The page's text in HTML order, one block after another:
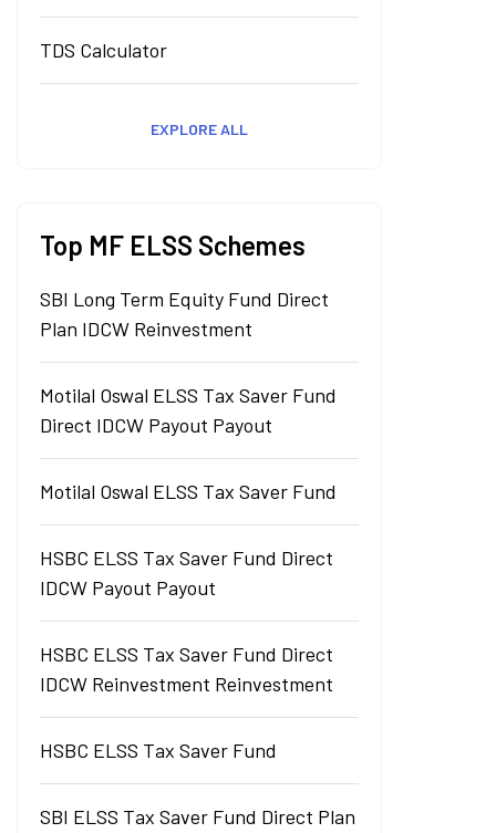
TDS Calculator
EXPLORE ALL
Top MF ELSS Schemes
SBI Long Term Equity Fund Direct
Plan IDCW Reinvestment
Motilal Oswal ELSS Tax Saver Fund
Direct IDCW Payout Payout
Motilal Oswal ELSS Tax Saver Fund
HSBC ELSS Tax Saver Fund Direct
IDCW Payout Payout
HSBC ELSS Tax Saver Fund Direct
IDCW Reinvestment Reinvestment
HSBC ELSS Tax Saver Fund
SBI ELSS Tax Saver Fund Direct Plan